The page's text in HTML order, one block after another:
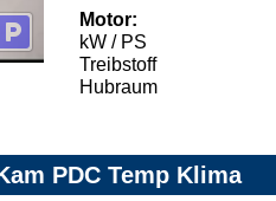
Motor:
kW / PS
Treibstoff
Hubraum
PDC Temp Klima